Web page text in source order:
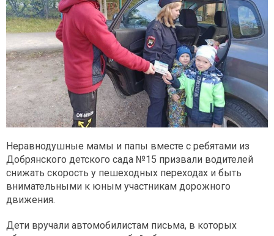
Неравнодушные мамы и папы вместе с ребятами из
Добрянского детского сада №15 призвали водителей
снижать скорость у пешеходных переходах и быть
внимательными к юным участникам дорожного
движения.
Дети вручали автомобилистам письма, в которых